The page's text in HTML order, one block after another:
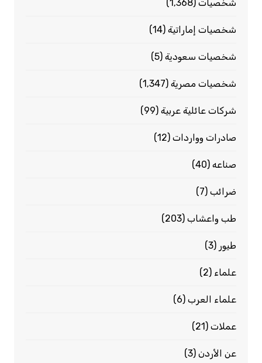
شخصيات(1٬368)
شخصيات إماراتية(14)
شخصيات سعودية(5)
شخصيات مصرية(1٬347)
شركات عائلية عربية(99)
صادرات وواردات(12)
صناعه(40)
ضرائب(7)
طب واعشاب(203)
طيور (3)
علماء (2)
علماء العرب(6)
عملات(21)
عن الأردن(3)